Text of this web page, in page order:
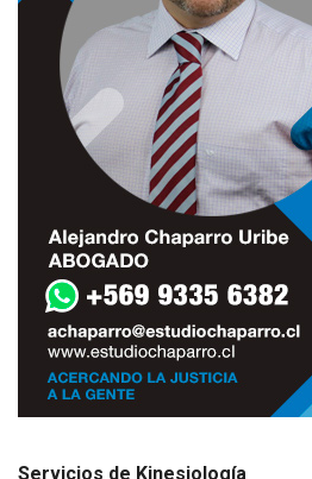
Servicios de Kinesiología